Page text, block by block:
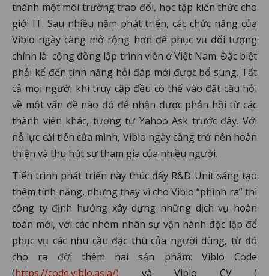
thành một môi trường trao đổi, học tập kiến thức cho
giới IT. Sau nhiều năm phát triển, các chức năng của
Viblo ngày càng mở rộng hơn để phục vụ đối tượng
chính là cộng đồng lập trình viên ở Việt Nam. Đặc biệt
phải kể đến tính năng hỏi đáp mới được bổ sung. Tất
cả mọi người khi truy cập đều có thể vào đặt câu hỏi
về một vấn đề nào đó để nhận được phản hồi từ các
thành viên khác, tương tự Yahoo Ask trước đây. Với
nỗ lực cải tiến của mình, Viblo ngày càng trở nên hoàn
thiện và thu hút sự tham gia của nhiều người.
Tiến trình phát triển này thúc đẩy R&D Unit sáng tạo
thêm tính năng, nhưng thay vì cho Viblo “phình ra” thì
công ty định hướng xây dựng những dịch vụ hoàn
toàn mới, với các nhóm nhân sự vận hành độc lập để
phục vụ các nhu cầu đặc thù của người dùng, từ đó
cho ra đời thêm hai sản phẩm: Viblo Code
(https://code.viblo.asia/) và Viblo CV (